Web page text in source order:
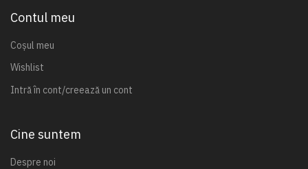
Contul meu
Coșul meu
Wishlist
Intră în cont/creează un cont
Cine suntem
Despre noi